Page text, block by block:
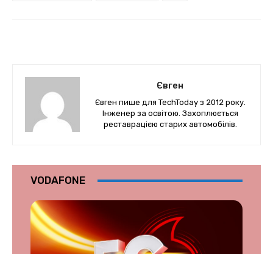
Євген
Євген пише для TechToday з 2012 року.
Інженер за освітою. Захоплюється
реставрацією старих автомобілів.
VODAFONE